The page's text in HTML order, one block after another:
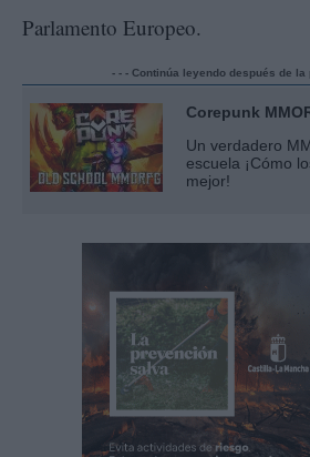
Parlamento Europeo.
- - - Continúa leyendo después de la
Corepunk
Un verdadero
escuela ¡Cómo
mejor!